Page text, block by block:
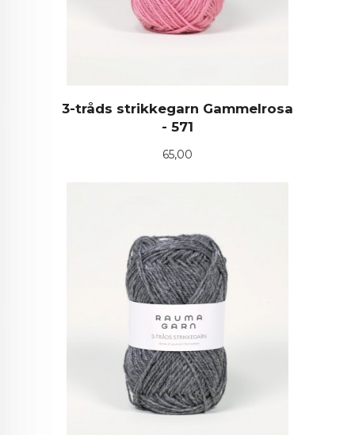
3-tråds strikkegarn Gammelrosa
- 571
Pris
65,00